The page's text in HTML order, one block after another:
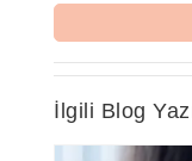
İlgili Blog